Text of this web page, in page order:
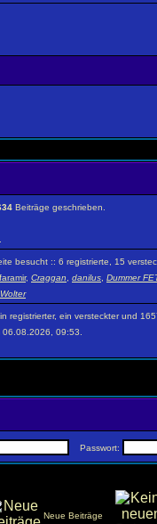
Beiträge geschrieben.
besucht :: 6 registrierte, 15
, Craggan danilus Dummer
Wolter
registrierter, ein versteckter und
09:53.
Passwort:
Neue Beiträge